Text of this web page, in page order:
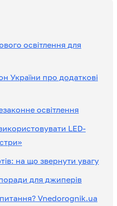
освітлення для
України про додаткові
освітлення
LED-
на що звернути увагу
для джиперів
Vnedorognik.ua